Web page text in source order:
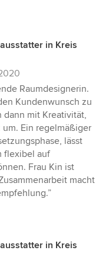
in Kreis
Raumdesignerin.
Kundenwunsch zu
dann mit Kreativität,
Ein regelmäßiger
lässt
flexibel auf
Frau Kin ist
macht
in Kreis